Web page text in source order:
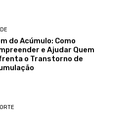
do Acúmulo: Como
e Ajudar Quem
o Transtorno de